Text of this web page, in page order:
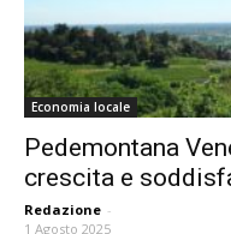
Economia locale
Pedemontana
crescita e
Redazione -
1 Agosto 2025